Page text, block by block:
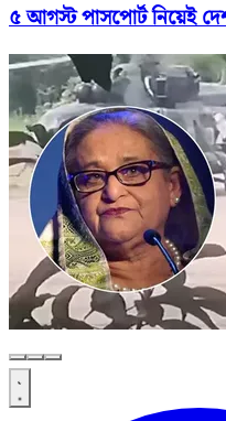
৫ আগস্ট পাসপোর্ট নিয়েই